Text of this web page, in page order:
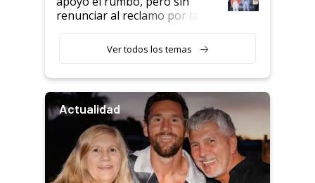
renunciar al reclamo por las
Ver todos los temas
Actualidad